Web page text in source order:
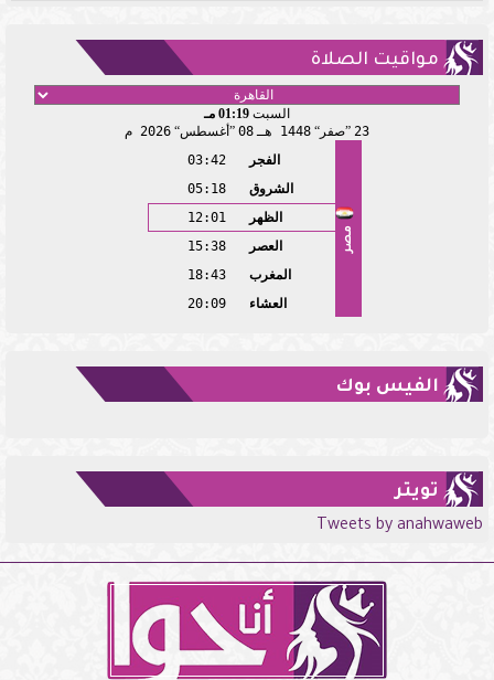
مواقيت الصلاة
السبت 01:19 مـ
23 صفر 1448 هـ 08 أغسطس 2026 م
مصر
الفجر
03:42
الشروق
05:18
الظهر
12:01
العصر
15:38
المغرب
18:43
العشاء
20:09
الفيس بوك
تويتر
Tweets by anahwaweb